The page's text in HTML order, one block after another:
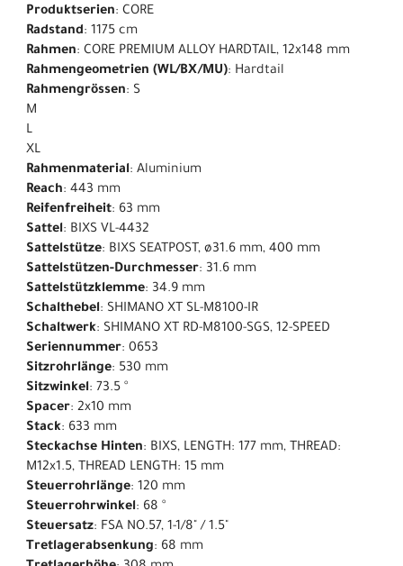
Produktserien: CORE
Radstand: 1175 cm
Rahmen: CORE PREMIUM ALLOY HARDTAIL, 12x148 mm
Rahmengeometrien (WL/BX/MU): Hardtail
Rahmengrössen: S
M
L
XL
Rahmenmaterial: Aluminium
Reach: 443 mm
Reifenfreiheit: 63 mm
Sattel: BIXS VL-4432
Sattelstütze: BIXS SEATPOST, ø31.6 mm, 400 mm
Sattelstützen-Durchmesser: 31.6 mm
Sattelstützklemme: 34.9 mm
Schalthebel: SHIMANO XT SL-M8100-IR
Schaltwerk: SHIMANO XT RD-M8100-SGS, 12-SPEED
Seriennummer: 0653
Sitzrohrlänge: 530 mm
Sitzwinkel: 73.5 °
Spacer: 2x10 mm
Stack: 633 mm
Steckachse Hinten: BIXS, LENGTH: 177 mm, THREAD:
M12x1.5, THREAD LENGTH: 15 mm
Steuerrohrlänge: 120 mm
Steuerrohrwinkel: 68 °
Steuersatz: FSA NO.57, 1-1/8" / 1.5"
Tretlagerabsenkung: 68 mm